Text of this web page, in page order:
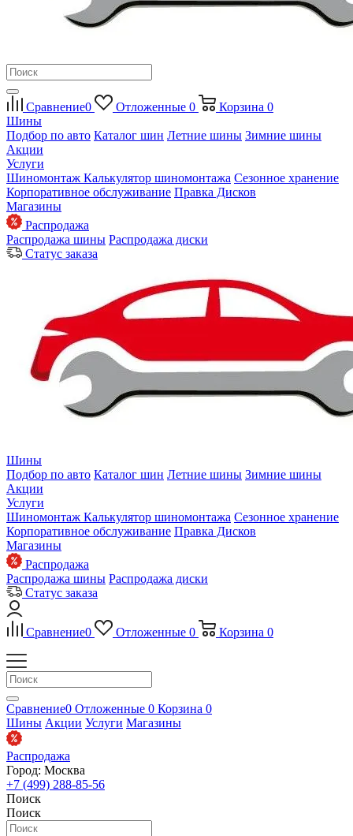
Сравнение0 Отложенные 0 Корзина 0
Шины
Подбор по авто Каталог шин Летние шины Зимние шины
Акции
Услуги
Шиномонтаж Калькулятор шиномонтажа Сезонное хранение
Корпоративное обслуживание Правка Дисков
Магазины
Распродажа
Распродажа шины Распродажа диски
Статус заказа
Шины
Подбор по авто Каталог шин Летние шины Зимние шины
Акции
Услуги
Шиномонтаж Калькулятор шиномонтажа Сезонное хранение
Корпоративное обслуживание Правка Дисков
Магазины
Распродажа
Распродажа шины Распродажа диски
Статус заказа
Сравнение0 Отложенные 0 Корзина 0
Сравнение0 Отложенные 0 Корзина 0
Шины Акции Услуги Магазины
Распродажа
Город: Москва
+7 (499) 288-85-56
Поиск
Поиск